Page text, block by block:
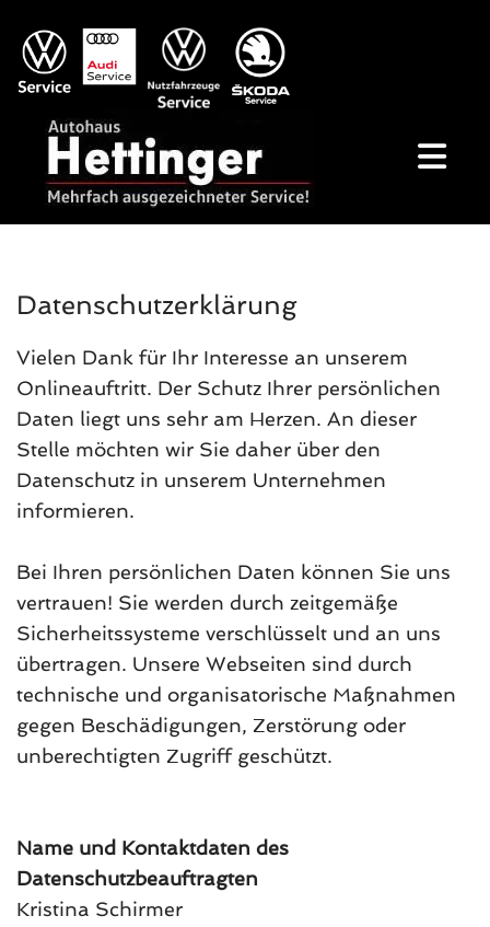
Datenschutzerklärung
Vielen Dank für Ihr Interesse an unserem
Onlineauftritt. Der Schutz Ihrer persönlichen
Daten liegt uns sehr am Herzen. An dieser
Stelle möchten wir Sie daher über den
Datenschutz in unserem Unternehmen
informieren.
Bei Ihren persönlichen Daten können Sie uns
vertrauen! Sie werden durch zeitgemäße
Sicherheitssysteme verschlüsselt und an uns
übertragen. Unsere Webseiten sind durch
technische und organisatorische Maßnahmen
gegen Beschädigungen, Zerstörung oder
unberechtigten Zugriff geschützt.
Name und Kontaktdaten des
Datenschutzbeauftragten
Kristina Schirmer